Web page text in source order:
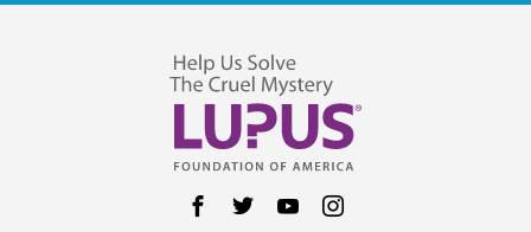
Follow us on Facebook
Follow us on Twitter
Follow us on YouTube